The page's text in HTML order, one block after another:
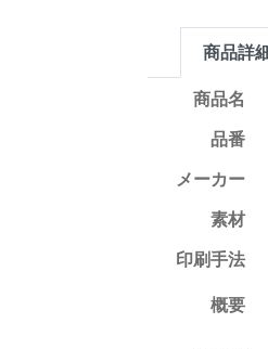
商品詳
商品名
品番
メーカー
素材
印刷手法
概要